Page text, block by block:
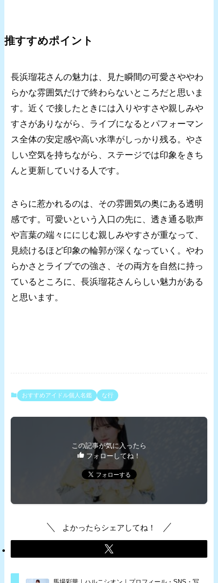
推すすめポイント
長浜瑠花さんの魅力は、見た瞬間の可愛さややわ
らかな雰囲気だけで終わらないところだと思いま
す。近くで接したときには入りやすさや親しみや
すさがありながら、ライブになるとパフォーマン
ス全体の安定感や高い水準がしっかり残る。やさ
しい空気を持ちながら、ステージでは印象をきち
んと更新していける人です。
さらに惹かれるのは、その雰囲気の奥にある透明
感です。可愛いという入口の先に、透き通る歌声
や言葉の端々ににじむ親しみやすさが重なって、
見続けるほど印象の輪郭が深くなっていく。やわ
らかさとライブでの強さ、その両方を自然に持っ
ているところに、長浜瑠花さんらしい魅力がある
と思います。
おすすめアイドル個人名鑑 な行
この記事が気に入ったら
フォローしてね！
よかったらシェアしてね！